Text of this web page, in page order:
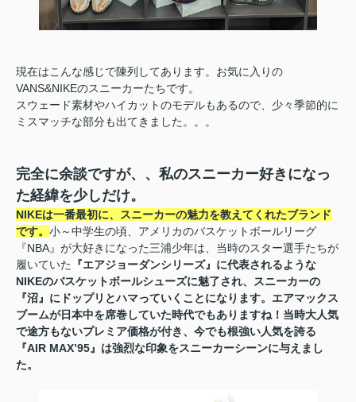
現在はこんな感じで陳列してあります。お気に入りの
VANS&NIKEのスニーカーたちです。
スウェード素材やハイカットのモデルもあるので、少々季節的に
ミスマッチな部分も出てきました。。。
完全に余談ですが、、私のスニーカー好きになっ
た経緯を少しだけ。
NIKEは一番最初に、スニーカーの魅力を教えてくれたブランド
です。 小～中学生の頃、アメリカのバスケットボールリーグ
『NBA』が大好きになった三浦少年は、当時のスター選手たちが
履いていた
『エアジョーダンシリーズ』 に代表されるような
NIKEのバスケットボールシューズに魅了され、スニーカーの
『沼』にドップリとハマっていくことになります。エアマックス
ブームが日本中を席巻していた時代でもありますね！ 当時大人気
で途方もないプレミア価格が付き、今でも根強い人気を誇る
『AIR MAX’95』は強烈な印象をスニーカーシーンに与えまし
た。